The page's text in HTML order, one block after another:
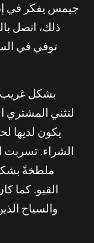
جيمس يفكر في
ذلك، اتصل
بشكل غريب،
لتثني المشتري
يكون لديها
الشراء. تسربت
ملطخةً
القبو. كما
والسياح